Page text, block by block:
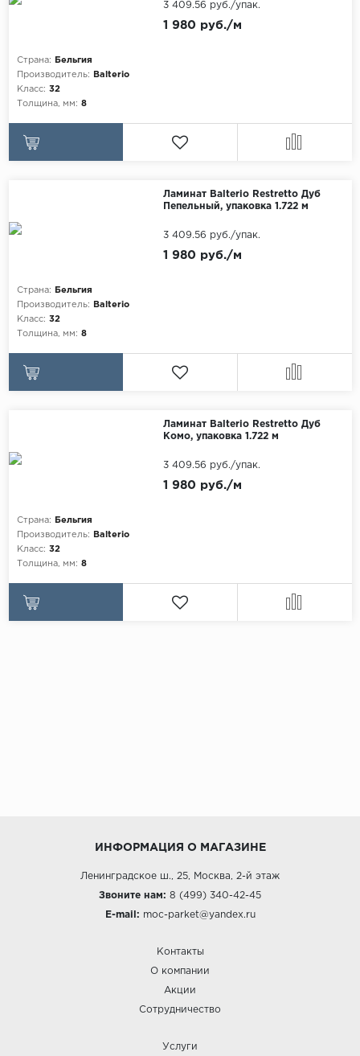
Страна:
Бельгия
Производитель:
Balterio
Класс: 32
Толщина, мм: 8
1 980 руб./м
3 409.56 руб./упак.
Ламинат Balterio Restretto Дуб
Пепельный, упаковка 1.722 м
Страна:
Бельгия
Производитель:
Balterio
Класс: 32
Толщина, мм: 8
1 980 руб./м
3 409.56 руб./упак.
Ламинат Balterio Restretto Дуб
Комо, упаковка 1.722 м
Страна:
Бельгия
Производитель:
Balterio
Класс: 32
Толщина, мм: 8
1 980 руб./м
3 409.56 руб./упак.
ИНФОРМАЦИЯ О МАГАЗИНЕ
Ленинградское ш., 25, Москва, 2-й этаж
Звоните нам: 8 (499) 340-42-45
E-mail: moc-parket@yandex.ru
Контакты
О компании
Акции
Сотрудничество
Услуги